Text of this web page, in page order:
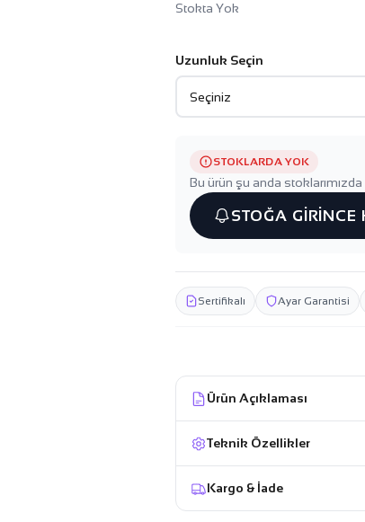
Stokta Yok
Uzunluk Seçin
STOKLARDA YOK
Bu ürün şu anda
STOĞA GİRİNCE
Sertifikalı Ayar Garantisi
Ürün Açıklaması
Teknik Özellikler
Kargo & İade